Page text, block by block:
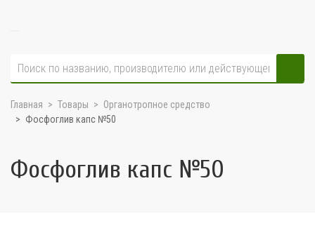
Главная Товары
Органотропное средство
Фосфоглив капс №50
Фосфоглив капс №50